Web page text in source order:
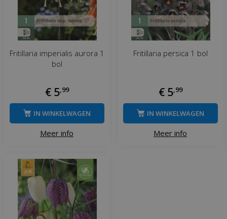
Fritillaria imperialis aurora 1
bol
€ 5,99
Meer info
IN WINKELWAGEN
Fritillaria persica 1 bol
€ 5,99
Meer info
IN WINKELWAGEN